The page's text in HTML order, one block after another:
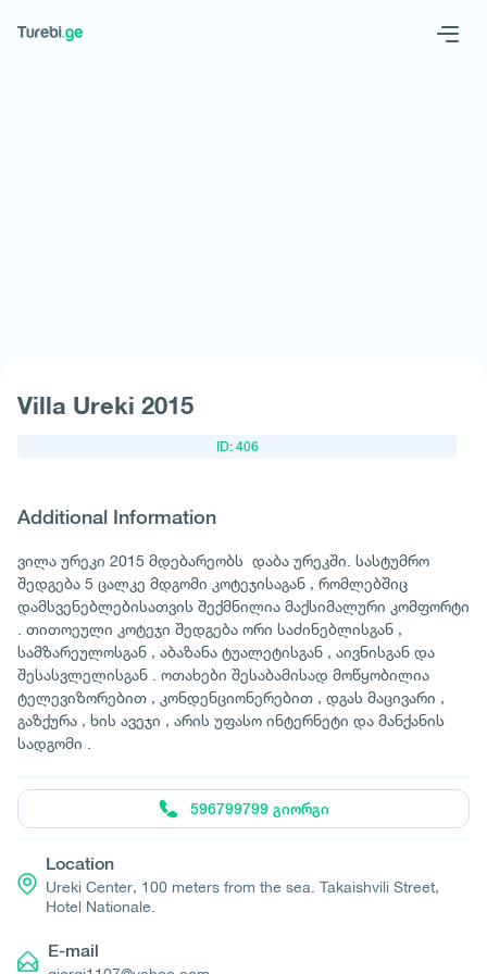
Villa Ureki 2015
ID: 406
Additional Information
ვილა ურეკი 2015 მდებარეობს დაბა ურეკში. სასტუმრო
შედგება 5 ცალკე მდგომი კოტეჯისაგან , რომლებშიც
დამსვენებლებისათვის შექმნილია მაქსიმალური კომფორტი
. თითოეული კოტეჯი შედგება ორი საძინებლისგან ,
სამზარეულოსგან , აბაზანა ტუალეტისგან , აივნისგან და
შესასვლელისგან . ოთახები შესაბამისად მოწყობილია
ტელევიზორებით , კონდენციონერებით , დგას მაცივარი ,
გაზქურა , ხის ავეჯი , არის უფასო ინტერნეტი და მანქანის
სადგომი .
596799799 გიორგი
Location
Ureki Center, 100 meters from the sea. Takaishvili Street,
Hotel Nationale.
E-mail